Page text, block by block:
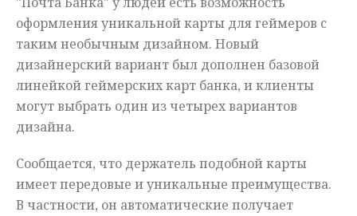
оформления уникальной карты для геймеров с
таким необычным дизайном. Новый
дизайнерский вариант был дополнен базовой
линейкой геймерских карт банка, и клиенты
могут выбрать один из четырех вариантов
дизайна.
Сообщается, что держатель подобной карты
имеет передовые и уникальные преимущества.
В частности, он автоматические получает